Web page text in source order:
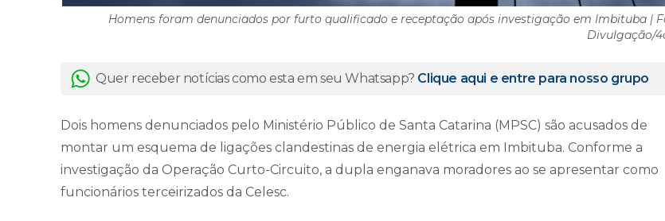
Homens foram denunciados por furto qualificado e receptação após investigação em Imbituba |
Divulgação/
Quer receber notícias como esta em seu Whatsapp? Clique aqui e entre para nosso grupo
Dois homens denunciados pelo Ministério Público de Santa Catarina (MPSC) são acusados de
montar um esquema de ligações clandestinas de energia elétrica em Imbituba. Conforme a
investigação da Operação Curto-Circuito, a dupla enganava moradores ao se apresentar como
funcionários terceirizados da Celesc.